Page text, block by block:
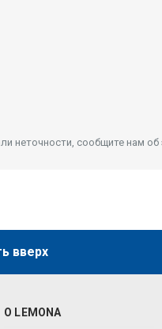
неточности, сообщите нам об
вверх
О LEMONA